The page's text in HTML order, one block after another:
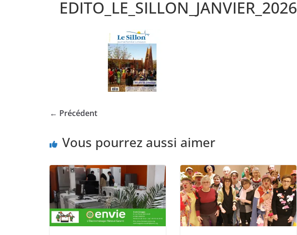
EDITO_LE_SILLON_JANVIER_2026
← Précédent
Vous pourrez aussi aimer